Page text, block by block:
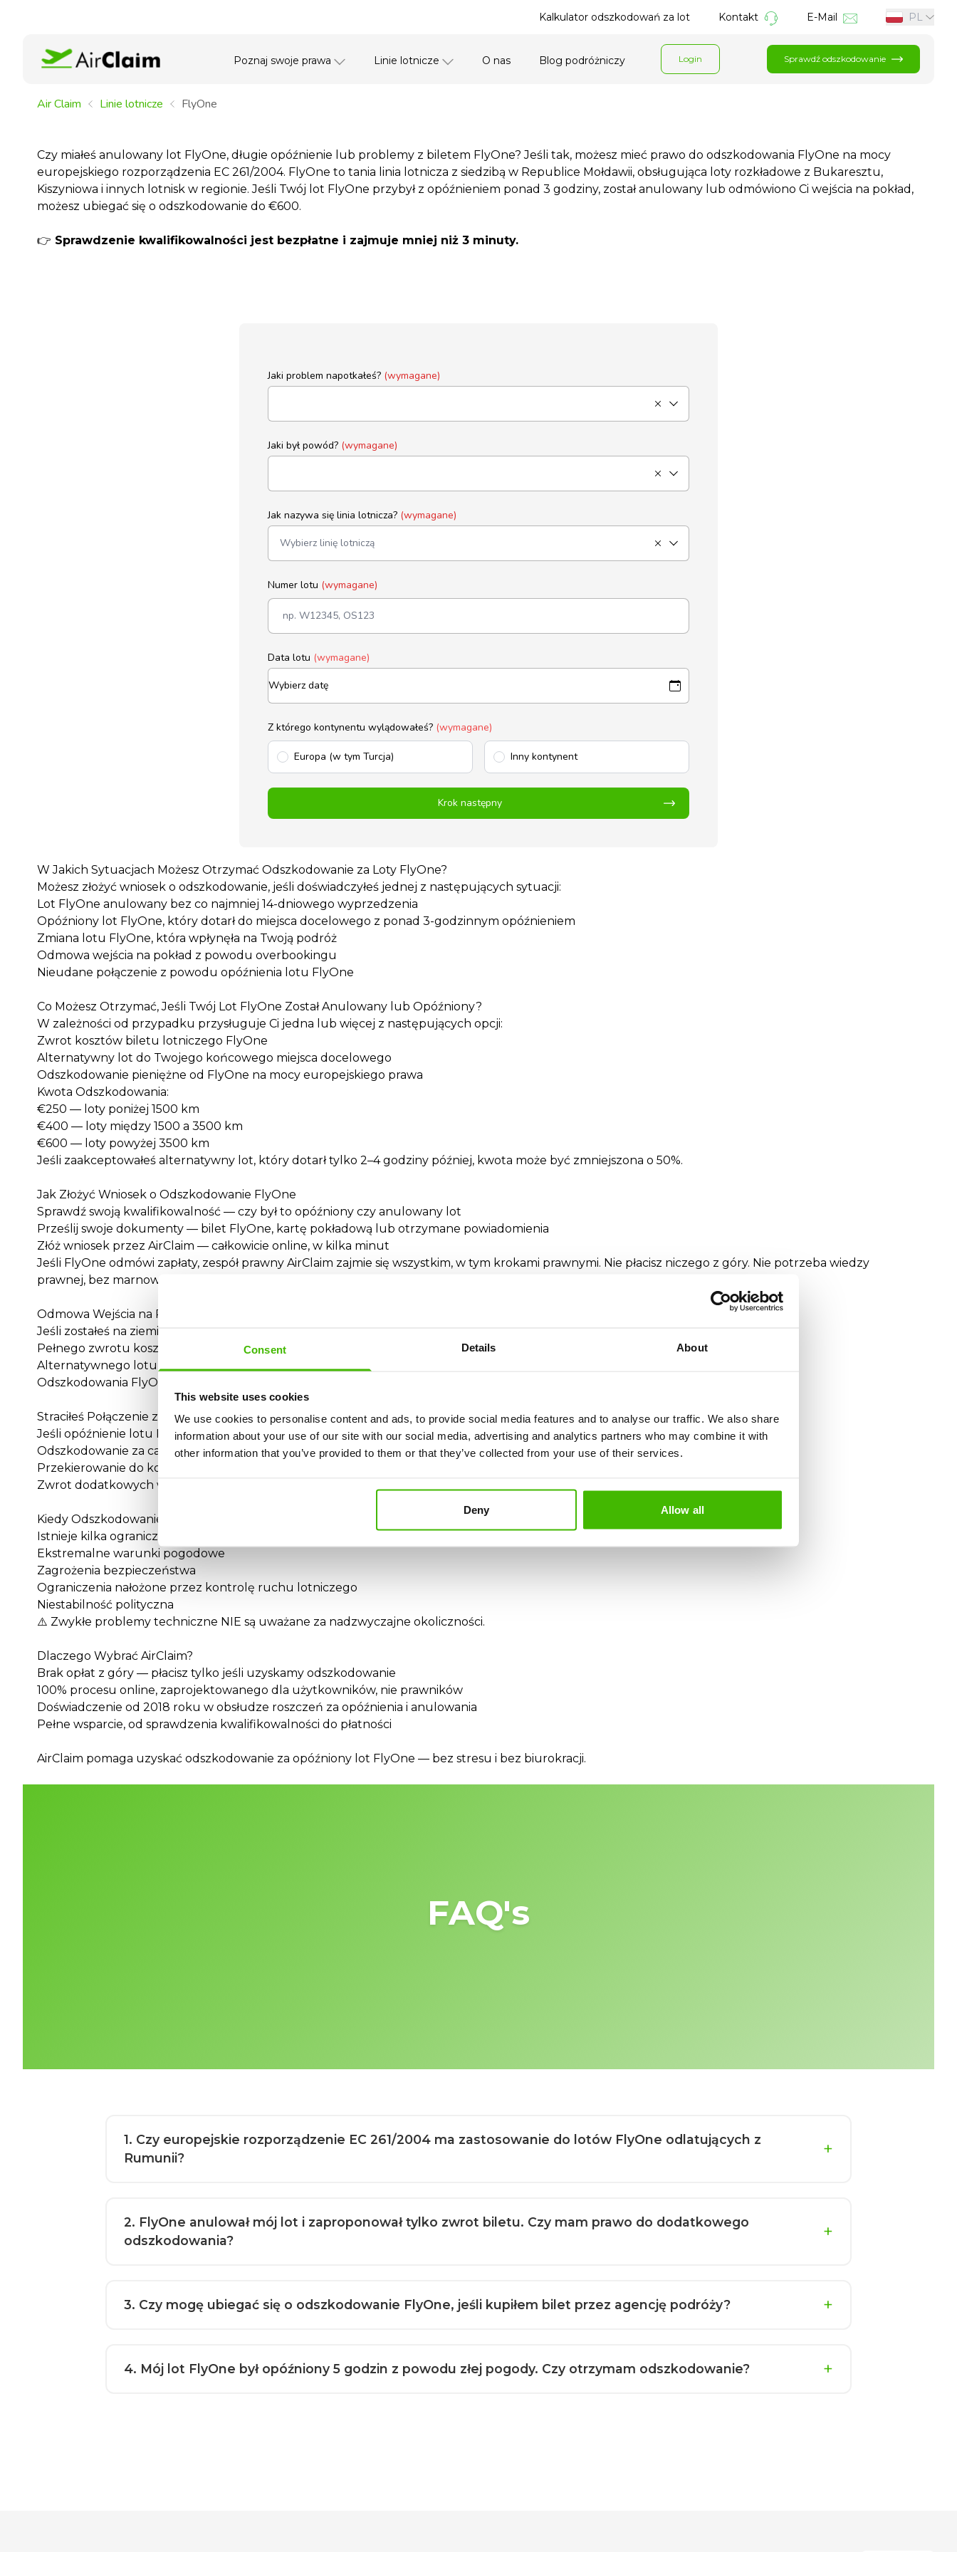
Consent Details About
This website uses cookies
We use cookies to personalise content and ads, to provide social media features and to analyse our traffic. We also share
information about your use of our site with our social media, advertising and analytics partners who may combine it with
other information that you’ve provided to them or that they’ve collected from your use of their services.
Deny Allow all
Kalkulator odszkodowań za lot Kontakt E-Mail PL
Poznaj swoje prawa Linie lotnicze O nas Blog podróżniczy Login Sprawdź odszkodowanie
Air Claim Linie lotnicze FlyOne
Czy miałeś anulowany lot FlyOne, długie opóźnienie lub problemy z biletem FlyOne? Jeśli tak, możesz mieć prawo do odszkodowania FlyOne na mocy
europejskiego rozporządzenia EC 261/2004. FlyOne to tania linia lotnicza z siedzibą w Republice Mołdawii, obsługująca loty rozkładowe z Bukaresztu,
Kiszyniowa i innych lotnisk w regionie. Jeśli Twój lot FlyOne przybył z opóźnieniem ponad 3 godziny, został anulowany lub odmówiono Ci wejścia na pokład,
możesz ubiegać się o odszkodowanie do €600.
👉 Sprawdzenie kwalifikowalności jest bezpłatne i zajmuje mniej niż 3 minuty.
Jaki problem napotkałeś? (wymagane)
Jaki był powód? (wymagane)
Jak nazywa się linia lotnicza? (wymagane)
Numer lotu (wymagane)
Data lotu (wymagane)
Z którego kontynentu wylądowałeś? (wymagane)
Europa (w tym Turcja) Inny kontynent
Krok następny
W Jakich Sytuacjach Możesz Otrzymać Odszkodowanie za Loty FlyOne?
Możesz złożyć wniosek o odszkodowanie, jeśli doświadczyłeś jednej z następujących sytuacji:
Lot FlyOne anulowany bez co najmniej 14-dniowego wyprzedzenia
Opóźniony lot FlyOne, który dotarł do miejsca docelowego z ponad 3-godzinnym opóźnieniem
Zmiana lotu FlyOne, która wpłynęła na Twoją podróż
Odmowa wejścia na pokład z powodu overbookingu
Nieudane połączenie z powodu opóźnienia lotu FlyOne
Co Możesz Otrzymać, Jeśli Twój Lot FlyOne Został Anulowany lub Opóźniony?
W zależności od przypadku przysługuje Ci jedna lub więcej z następujących opcji:
Zwrot kosztów biletu lotniczego FlyOne
Alternatywny lot do Twojego końcowego miejsca docelowego
Odszkodowanie pieniężne od FlyOne na mocy europejskiego prawa
Kwota Odszkodowania:
€250 — loty poniżej 1500 km
€400 — loty między 1500 a 3500 km
€600 — loty powyżej 3500 km
Jeśli zaakceptowałeś alternatywny lot, który dotarł tylko 2–4 godziny później, kwota może być zmniejszona o 50%.
Jak Złożyć Wniosek o Odszkodowanie FlyOne
Sprawdź swoją kwalifikowalność — czy był to opóźniony czy anulowany lot
Prześlij swoje dokumenty — bilet FlyOne, kartę pokładową lub otrzymane powiadomienia
Złóż wniosek przez AirClaim — całkowicie online, w kilka minut
Jeśli FlyOne odmówi zapłaty, zespół prawny AirClaim zajmie się wszystkim, w tym krokami prawnymi. Nie płacisz niczego z góry. Nie potrzeba wiedzy
prawnej, bez marnowania czasu.
Odmowa Wejścia na Pokład lub Overbooking w FlyOne?
Jeśli zostałeś na ziemi z powodu overbookingu FlyOne, masz prawnie prawo do:
Pełnego zwrotu kosztów biletu
Alternatywnego lotu
Odszkodowania FlyOne do €600
Straciłeś Połączenie z Powodu Opóźnienia FlyOne?
Jeśli opóźnienie lotu FlyOne spowodowało, że przegapiłeś lot łączący, możesz ubiegać się o:
Odszkodowanie za całą podróż
Przekierowanie do końcowego miejsca docelowego
Zwrot dodatkowych wydatków (zakwaterowanie, posiłki, transport)
Kiedy Odszkodowanie FlyOne Nie Jest Przyznawane?
Istnieje kilka ograniczonych sytuacji, w których odszkodowanie nie jest przyznawane, na przykład:
Ekstremalne warunki pogodowe
Zagrożenia bezpieczeństwa
Ograniczenia nałożone przez kontrolę ruchu lotniczego
Niestabilność polityczna
⚠️ Zwykłe problemy techniczne NIE są uważane za nadzwyczajne okoliczności.
Dlaczego Wybrać AirClaim?
Brak opłat z góry — płacisz tylko jeśli uzyskamy odszkodowanie
100% procesu online, zaprojektowanego dla użytkowników, nie prawników
Doświadczenie od 2018 roku w obsłudze roszczeń za opóźnienia i anulowania
Pełne wsparcie, od sprawdzenia kwalifikowalności do płatności
AirClaim pomaga uzyskać odszkodowanie za opóźniony lot FlyOne — bez stresu i bez biurokracji.
FAQ's
1. Czy europejskie rozporządzenie EC 261/2004 ma zastosowanie do lotów FlyOne odlatujących z
Rumunii?
2. FlyOne anulował mój lot i zaproponował tylko zwrot biletu. Czy mam prawo do dodatkowego
odszkodowania?
3. Czy mogę ubiegać się o odszkodowanie FlyOne, jeśli kupiłem bilet przez agencję podróży?
4. Mój lot FlyOne był opóźniony 5 godzin z powodu złej pogody. Czy otrzymam odszkodowanie?